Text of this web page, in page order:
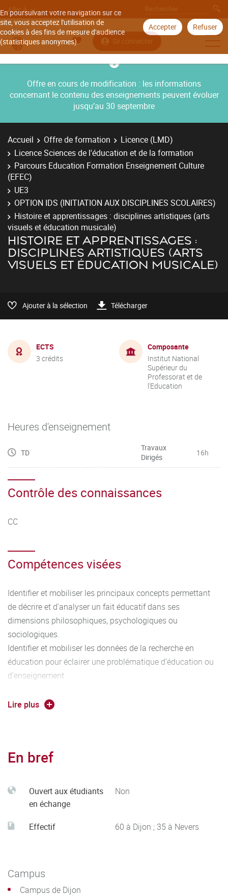
En poursuivant votre navigation sur ce
site, vous acceptez l'utilisation de
cookies à des fins de mesure d'audience
(statistiques anonymes).
Accepter Refuser
Aller à
Se connecter
Offre en cours de modification : les informations
concernant le contenu des enseignements peuvent évoluer
jusqu’au 30 septembre
Accueil Offre de formation
Licence (LMD)
Licence Sciences de l'éducation et de la formation
Parcours Education Formation Enseignement Culture
(EFEC)
UE3
OPTION IDS (INITIATION AUX DISCIPLINES SCOLAIRES)
Histoire et apprentissages : disciplines artistiques (arts
visuels et éducation musicale)
HISTOIRE ET APPRENTISSAGES :
DISCIPLINES ARTISTIQUES (ARTS
VISUELS ET ÉDUCATION MUSICALE)
Ajouter à la sélection Télécharger
ECTS
3 crédits
Composante
Institut National
Supérieur du
Professorat et de
l'Education
Heures d'enseignement
TD
Travaux
Dirigés
16h
Contrôle des connaissances
CC
Compétences visées
Identifier et mobiliser les principaux concepts permettant
de décrire et d’analyser un fait éducatif dans ses
dimensions philosophiques, psychologiques ou
sociologiques.
Identifier et mobiliser les données de la recherche en
éducation pour éclairer une problématique d’éducation ou
d’enseignement
principales conceptions pédagogiques et aux contraintes
Lire plus
En bref
Ouvert aux étudiants
en échange
Non
Effectif 60 à Dijon ; 35 à Nevers
Campus
Campus de Dijon